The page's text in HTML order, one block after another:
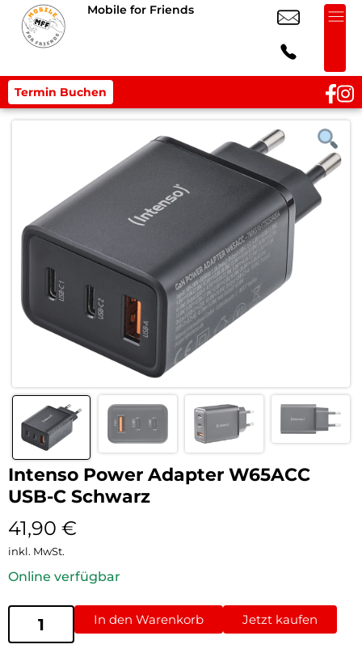
Mobile for Friends
Termin Buchen
Intenso Power Adapter W65ACC
USB-C Schwarz
41,90 €
inkl. MwSt.
Online verfügbar
In den Warenkorb Jetzt kaufen